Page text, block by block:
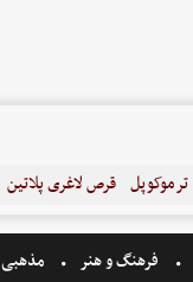
ترموکوپل قرص لاغری پلاتین
فرهنگ و هنر مذهبی